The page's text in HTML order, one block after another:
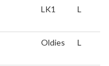
LK1 L
Oldies L